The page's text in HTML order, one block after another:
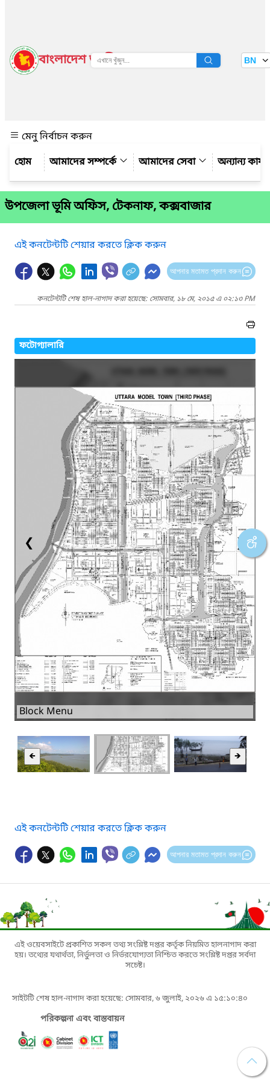
বাংলাদেশ জাতীয় তথ্য বাতায়ন BN
মেনু নির্বাচন করুন
আমাদের সম্পর্কে
আমাদের সেবা অন্যান্য
উপজেলা ভূমি অফিস, টেকনাফ, কক্সবাজার
এই কনটেন্টটি শেয়ার করতে ক্লিক করুন
আপনার মতামত প্রদান করুন
কনটেন্টটি শেষ হাল-নাগাদ করা হয়েছে: সোমবার, ১৮ মে, ২০১৫ এ ০২:১৩ PM
ফটোগ্যালারি
Block Menu
❮ ❯
🡸 🡺
এই কনটেন্টটি শেয়ার করতে ক্লিক করুন
আপনার মতামত প্রদান করুন
এই ওয়েবসাইটে প্রকাশিত সকল তথ্য সংশ্লিষ্ট দপ্তর কর্তৃক নিয়মিত হালনাগাদ করা
হয়। তথ্যের যথার্থতা, নির্ভুলতা ও নির্ভরযোগ্যতা নিশ্চিত করতে সংশ্লিষ্ট দপ্তর সর্বদা
সচেষ্ট।
সাইটটি শেষ হাল-নাগাদ করা হয়েছে: সোমবার, ৬ জুলাই, ২০২৬ এ ১৫:১০:৪০
পরিকল্পনা এবং বাস্তবায়ন